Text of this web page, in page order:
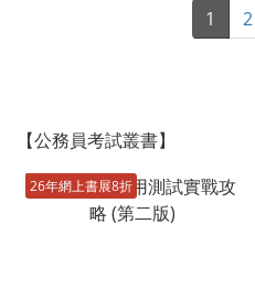
1 2
【公務員考試叢書】
26年網上書展8折